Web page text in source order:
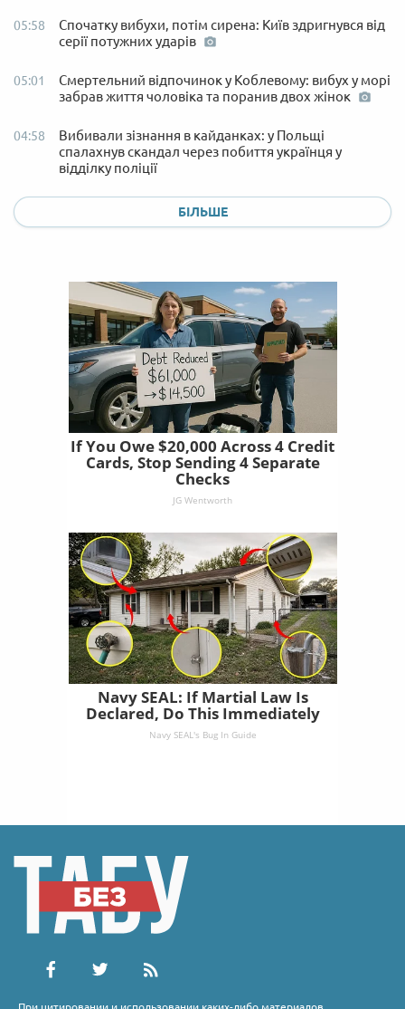
05:58
Спочатку вибухи, потім сирена: Київ здригнувся від
серії потужних ударів
05:01
Смертельний відпочинок у Коблевому: вибух у морі
забрав життя чоловіка та поранив двох жінок
04:58
Вибивали зізнання в кайданках: у Польщі
спалахнув скандал через побиття українця у
відділку поліції
БІЛЬШЕ
If You Owe $20,000 Across 4 Credit
Cards, Stop Sending 4 Separate
Checks
JG Wentworth
Navy SEAL: If Martial Law Is
Declared, Do This Immediately
Navy SEAL's Bug In Guide
При цитировании и использовании каких-либо материалов